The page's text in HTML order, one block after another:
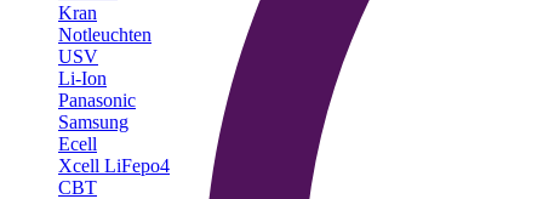
Kran
Notleuchten
USV
Li-Ion
Panasonic
Samsung
Ecell
Xcell LiFepo4
CBT